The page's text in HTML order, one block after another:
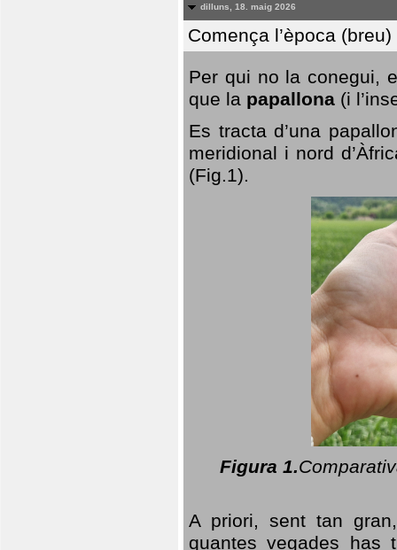
dilluns, 18. maig 2026
Comença l’època
Per qui no la conegui,
que la papallona (i
Es tracta d’una
meridional i nord
(Fig.1).
Figura 1.
A priori, sent tan
quantes vegades has